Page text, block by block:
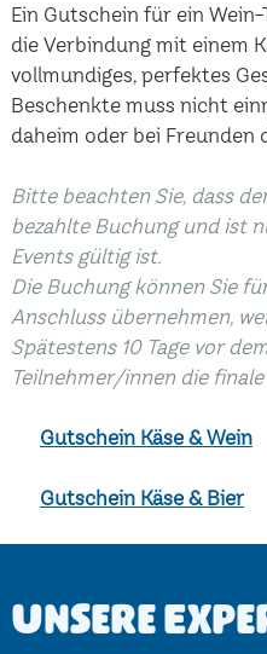
Ein Gutschein für ein
die Verbindung mit einem
vollmundiges, perfektes
Beschenkte muss nicht
daheim oder bei Freunden
Bitte beachten Sie, dass
bezahlte Buchung und ist
Events gültig ist.
Die Buchung können Sie
Anschluss übernehmen,
Spätestens 10 Tage vor
Teilnehmer/innen die
Gutschein Käse & Wein
Gutschein Käse & Bier
Unsere